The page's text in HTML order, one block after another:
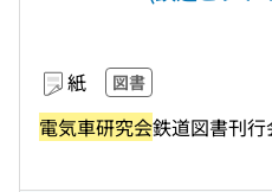
紙 図書
電気車研究会鉄道図書刊行